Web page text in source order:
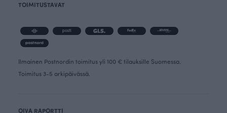
TOIMITUSTAVAT
Ilmainen Postnordin toimitus yli 100 € tilauksille Suomessa.
Toimitus 3-5 arkipäivässä.
OIVA RAPORTTI